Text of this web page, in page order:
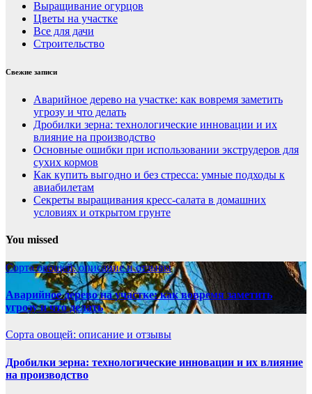
Выращивание огурцов
Цветы на участке
Все для дачи
Строительство
Свежие записи
Аварийное дерево на участке: как вовремя заметить
угрозу и что делать
Дробилки зерна: технологические инновации и их
влияние на производство
Основные ошибки при использовании экструдеров для
сухих кормов
Как купить выгодно и без стресса: умные подходы к
авиабилетам
Секреты выращивания кресс-салата в домашних
условиях и открытом грунте
You missed
Сорта овощей: описание и отзывы
Аварийное дерево на участке: как вовремя заметить
угрозу и что делать
Сорта овощей: описание и отзывы
Дробилки зерна: технологические инновации и их влияние
на производство